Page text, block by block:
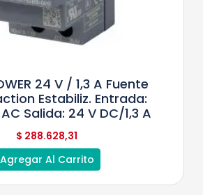
24 V / 1,3 A Fuente
Estabiliz. Entrada:
Salida: 24 V DC/1,3 A
$ 288.628,31
Agregar Al Carrito